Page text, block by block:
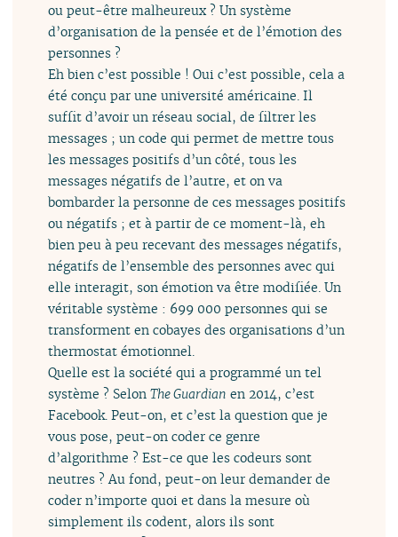
ou peut-être malheureux ? Un système
d’organisation de la pensée et de l’émotion des
personnes ?
Eh bien c’est possible ! Oui c’est possible, cela a
été conçu par une université américaine. Il
suffit d’avoir un réseau social, de filtrer les
messages ; un code qui permet de mettre tous
les messages positifs d’un côté, tous les
messages négatifs de l’autre, et on va
bombarder la personne de ces messages positifs
ou négatifs ; et à partir de ce moment-là, eh
bien peu à peu recevant des messages négatifs,
négatifs de l’ensemble des personnes avec qui
elle interagit, son émotion va être modifiée. Un
véritable système : 699 000 personnes qui se
transforment en cobayes des organisations d’un
thermostat émotionnel.
Quelle est la société qui a programmé un tel
système ? SelonThe Guardian en 2014, c’est
Facebook. Peut-on, et c’est la question que je
vous pose, peut-on coder ce genre
d’algorithme ? Est-ce que les codeurs sont
neutres ? Au fond, peut-on leur demander de
coder n’importe quoi et dans la mesure où
simplement ils codent, alors ils sont